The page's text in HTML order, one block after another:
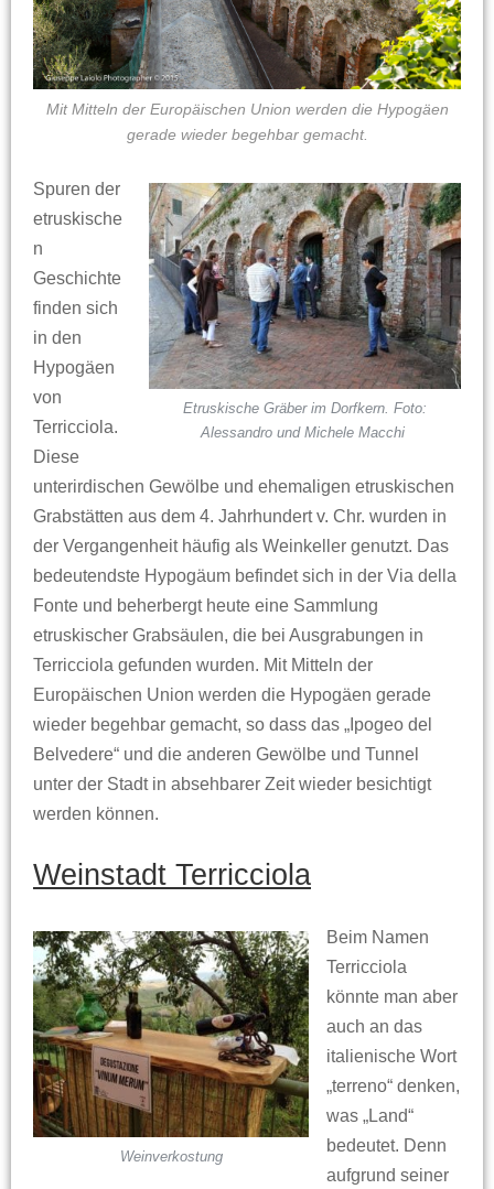
Mit Mitteln der Europäischen Union werden die Hypogäen
gerade wieder begehbar gemacht.
Etruskische Gräber im Dorfkern. Foto:
Alessandro und Michele Macchi
Spuren der
etruskische
n
Geschichte
finden sich
in den
Hypogäen
von
Terricciola.
Diese
unterirdischen Gewölbe und ehemaligen etruskischen
Grabstätten aus dem 4. Jahrhundert v. Chr. wurden in
der Vergangenheit häufig als Weinkeller genutzt. Das
bedeutendste Hypogäum befindet sich in der Via della
Fonte und beherbergt heute eine Sammlung
etruskischer Grabsäulen, die bei Ausgrabungen in
Terricciola gefunden wurden. Mit Mitteln der
Europäischen Union werden die Hypogäen gerade
wieder begehbar gemacht, so dass das „Ipogeo del
Belvedere“ und die anderen Gewölbe und Tunnel
unter der Stadt in absehbarer Zeit wieder besichtigt
werden können.
Weinstadt Terricciola
Weinverkostung
Beim Namen
Terricciola
könnte man aber
auch an das
italienische Wort
„terreno“ denken,
was „Land“
bedeutet. Denn
aufgrund seiner